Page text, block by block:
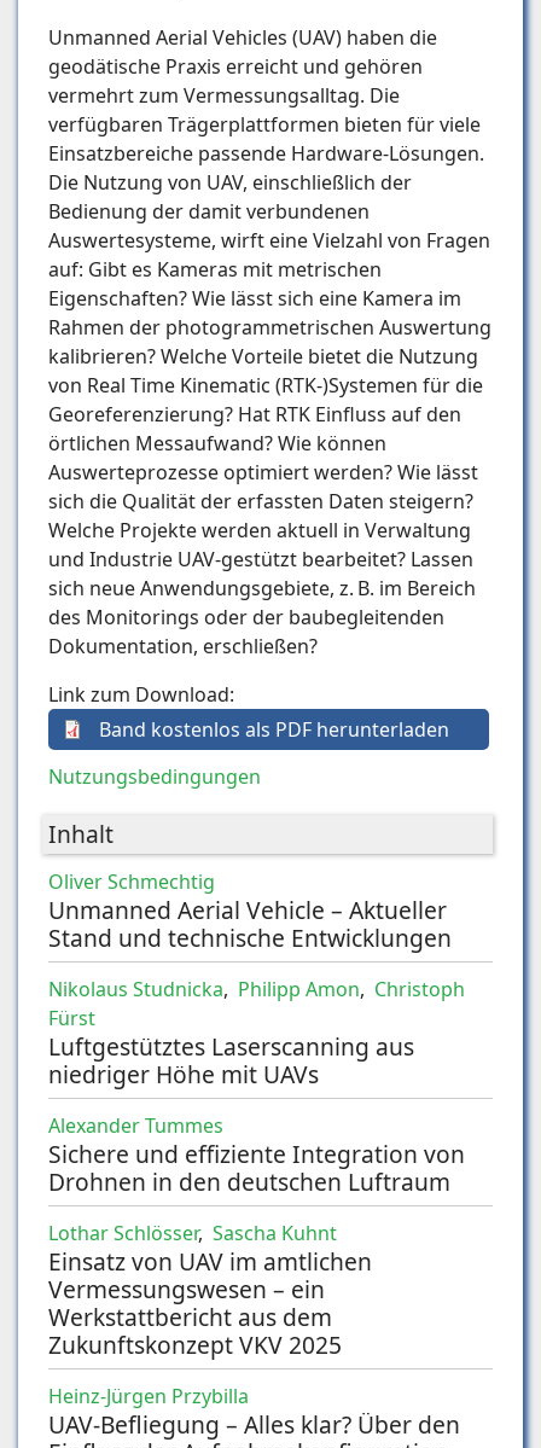
Unmanned Aerial Vehicles (UAV) haben die
geodätische Praxis erreicht und gehören
vermehrt zum Vermessungsalltag. Die
verfügbaren Trägerplattformen bieten für viele
Einsatzbereiche passende Hardware-Lösungen.
Die Nutzung von UAV, einschließlich der
Bedienung der damit verbundenen
Auswertesysteme, wirft eine Vielzahl von Fragen
auf: Gibt es Kameras mit metrischen
Eigenschaften? Wie lässt sich eine Kamera im
Rahmen der photogrammetrischen Auswertung
kalibrieren? Welche Vorteile bietet die Nutzung
von Real Time Kinematic (RTK-)Systemen für die
Georeferenzierung? Hat RTK Einfluss auf den
örtlichen Messaufwand? Wie können
Auswerteprozesse optimiert werden? Wie lässt
sich die Qualität der erfassten Daten steigern?
Welche Projekte werden aktuell in Verwaltung
und Industrie UAV-gestützt bearbeitet? Lassen
sich neue Anwendungsgebiete, z. B. im Bereich
des Monitorings oder der baubegleitenden
Dokumentation, erschließen?
Link zum Download:
Band kostenlos als PDF herunterladen
Nutzungsbedingungen
Inhalt
Oliver Schmechtig
Unmanned Aerial Vehicle – Aktueller
Stand und technische Entwicklungen
Nikolaus Studnicka, Philipp Amon, Christoph
Fürst
Luftgestütztes Laserscanning aus
niedriger Höhe mit UAVs
Alexander Tummes
Sichere und effiziente Integration von
Drohnen in den deutschen Luftraum
Lothar Schlösser, Sascha Kuhnt
Einsatz von UAV im amtlichen
Vermessungswesen – ein
Werkstattbericht aus dem
Zukunftskonzept VKV 2025
Heinz-Jürgen Przybilla
UAV-Befliegung – Alles klar? Über den